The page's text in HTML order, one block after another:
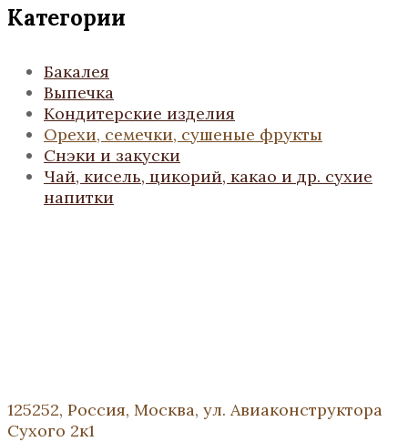
Категории
Бакалея
Выпечка
Кондитерские изделия
Орехи, семечки, сушеные фрукты
Снэки и закуски
Чай, кисель, цикорий, какао и др. сухие
напитки
125252, Россия, Москва, ул. Авиаконструктора
Сухого 2к1